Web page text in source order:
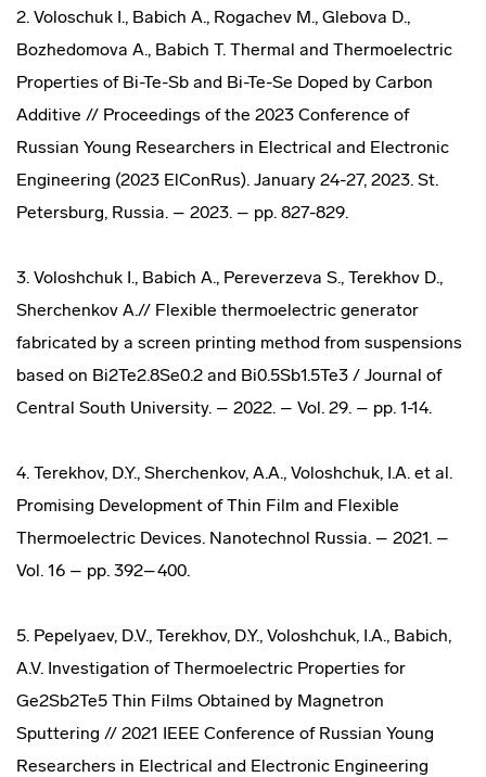
2. Voloschuk I., Babich A., Rogachev M., Glebova D.,
Bozhedomova A., Babich T. Thermal and Thermoelectric
Properties of Bi-Te-Sb and Bi-Te-Se Doped by Carbon
Additive // Proceedings of the 2023 Conference of
Russian Young Researchers in Electrical and Electronic
Engineering (2023 ElConRus). January 24-27, 2023. St.
Petersburg, Russia. – 2023. – pp. 827-829.
3. Voloshchuk I., Babich A., Pereverzeva S., Terekhov D.,
Sherchenkov A.// Flexible thermoelectric generator
fabricated by a screen printing method from suspensions
based on Bi2Te2.8Se0.2 and Bi0.5Sb1.5Те3 / Journal of
Central South University. – 2022. – Vol. 29. – pp. 1-14.
4. Terekhov, D.Y., Sherchenkov, A.A., Voloshchuk, I.A. et al.
Promising Development of Thin Film and Flexible
Thermoelectric Devices. Nanotechnol Russia. – 2021. –
Vol. 16 – pp. 392–400.
5. Pepelyaev, D.V., Terekhov, D.Y., Voloshchuk, I.A., Babich,
A.V. Investigation of Thermoelectric Properties for
Ge2Sb2Te5 Thin Films Obtained by Magnetron
Sputtering // 2021 IEEE Conference of Russian Young
Researchers in Electrical and Electronic Engineering